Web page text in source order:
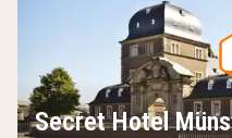
Secret Hotel